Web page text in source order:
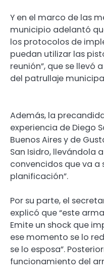
Y en el marco de las
municipio adelantó
los protocolos de
puedan utilizar las
reunión”, que se llevó
del patrullaje
Además, la
experiencia de Diego
Buenos Aires y de
San Isidro, llevándola
convencidos que va a
planificación”.
Por su parte, el
explicó que “este
Emite un shock que
ese momento se lo
se lo esposa”.
funcionamiento del